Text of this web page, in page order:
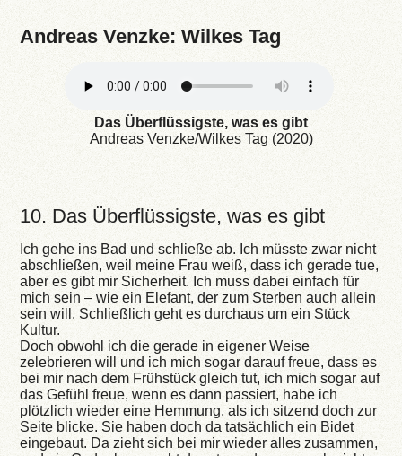
Andreas Venzke: Wilkes Tag
Das Überflüssigste, was es gibt
Andreas Venzke/Wilkes Tag (2020)
10. Das Überflüssigste, was es gibt
Ich gehe ins Bad und schließe ab. Ich müsste zwar nicht
abschließen, weil meine Frau weiß, dass ich gerade tue,
aber es gibt mir Sicherheit. Ich muss dabei einfach für
mich sein – wie ein Elefant, der zum Sterben auch allein
sein will. Schließlich geht es durchaus um ein Stück
Kultur.
Doch obwohl ich die gerade in eigener Weise
zelebrieren will und ich mich sogar darauf freue, dass es
bei mir nach dem Frühstück gleich tut, ich mich sogar auf
das Gefühl freue, wenn es dann passiert, habe ich
plötzlich wieder eine Hemmung, als ich sitzend doch zur
Seite blicke. Sie haben doch da tatsächlich ein Bidet
eingebaut. Da zieht sich bei mir wieder alles zusammen,